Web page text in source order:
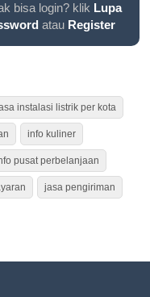
bisa login? klik Lupa
atau Register
instalasi listrik per kota
info kuliner
pusat perbelanjaan
jasa pengiriman